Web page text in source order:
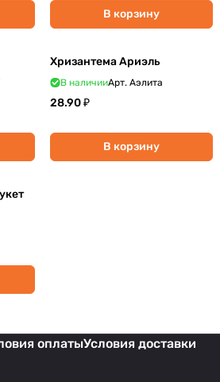
В корзину
Хризантема Ариэль
В наличииАрт. Аэлита
28.90 ₽
В корзину
оплатыУсловия доставки